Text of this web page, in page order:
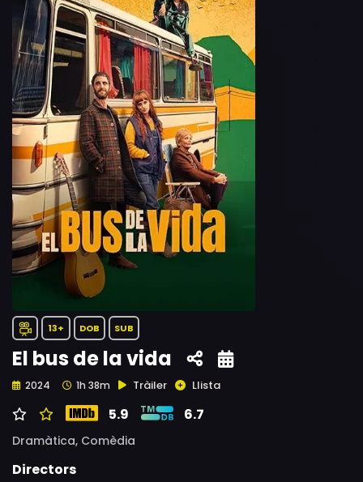
13+ DOB SUB
El bus de la vida
2024 1h 38m Tràiler Llista
5.9 6.7
Dramàtica, Comèdia
Directors